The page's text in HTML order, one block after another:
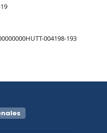
004198-193